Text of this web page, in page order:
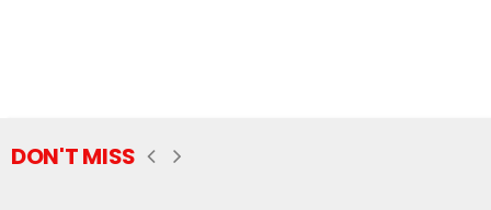
DON'T MISS